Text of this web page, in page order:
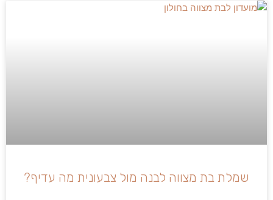
שמלת בת מצווה לבנה מול צבעונית מה עדיף?